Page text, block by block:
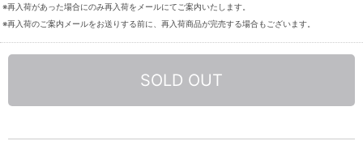
※再入荷があった場合にのみ再入荷をメールにてご案内いたします。
※再入荷のご案内メールをお送りする前に、再入荷商品が完売する場合もございます。
SOLD OUT